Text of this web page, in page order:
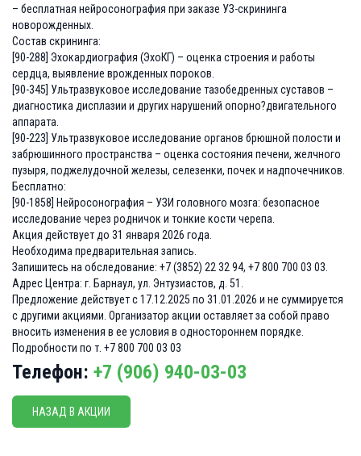
– бесплатная нейросонография при заказе УЗ-скрининга
новорожденных.
Состав скрининга:
[90-288] Эхокардиография (ЭхоКГ) – оценка строения и работы
сердца, выявление врожденных пороков.
[90-345] Ультразвуковое исследование тазобедренных суставов –
диагностика дисплазии и других нарушений опорно?двигательного
аппарата.
[90-223] Ультразвуковое исследование органов брюшной полости и
забрюшинного пространства – оценка состояния печени, желчного
пузыря, поджелудочной железы, селезенки, почек и надпочечников.
Бесплатно:
[90-1858] Нейросонография – УЗИ головного мозга: безопасное
исследование через родничок и тонкие кости черепа.
Акция действует до 31 января 2026 года.
Необходима предварительная запись.
Запишитесь на обследование: +7 (3852) 22 32 94, +7 800 700 03 03.
Адрес Центра: г. Барнаул, ул. Энтузиастов, д. 51.
Предложение действует с 17.12.2025 по 31.01.2026 и не суммируется
с другими акциями. Организатор акции оставляет за собой право
вносить изменения в ее условия в одностороннем порядке.
Подробности по т. +7 800 700 03 03
Телефон: +7 (906) 940-03-03
НАЗАД В АКЦИИ